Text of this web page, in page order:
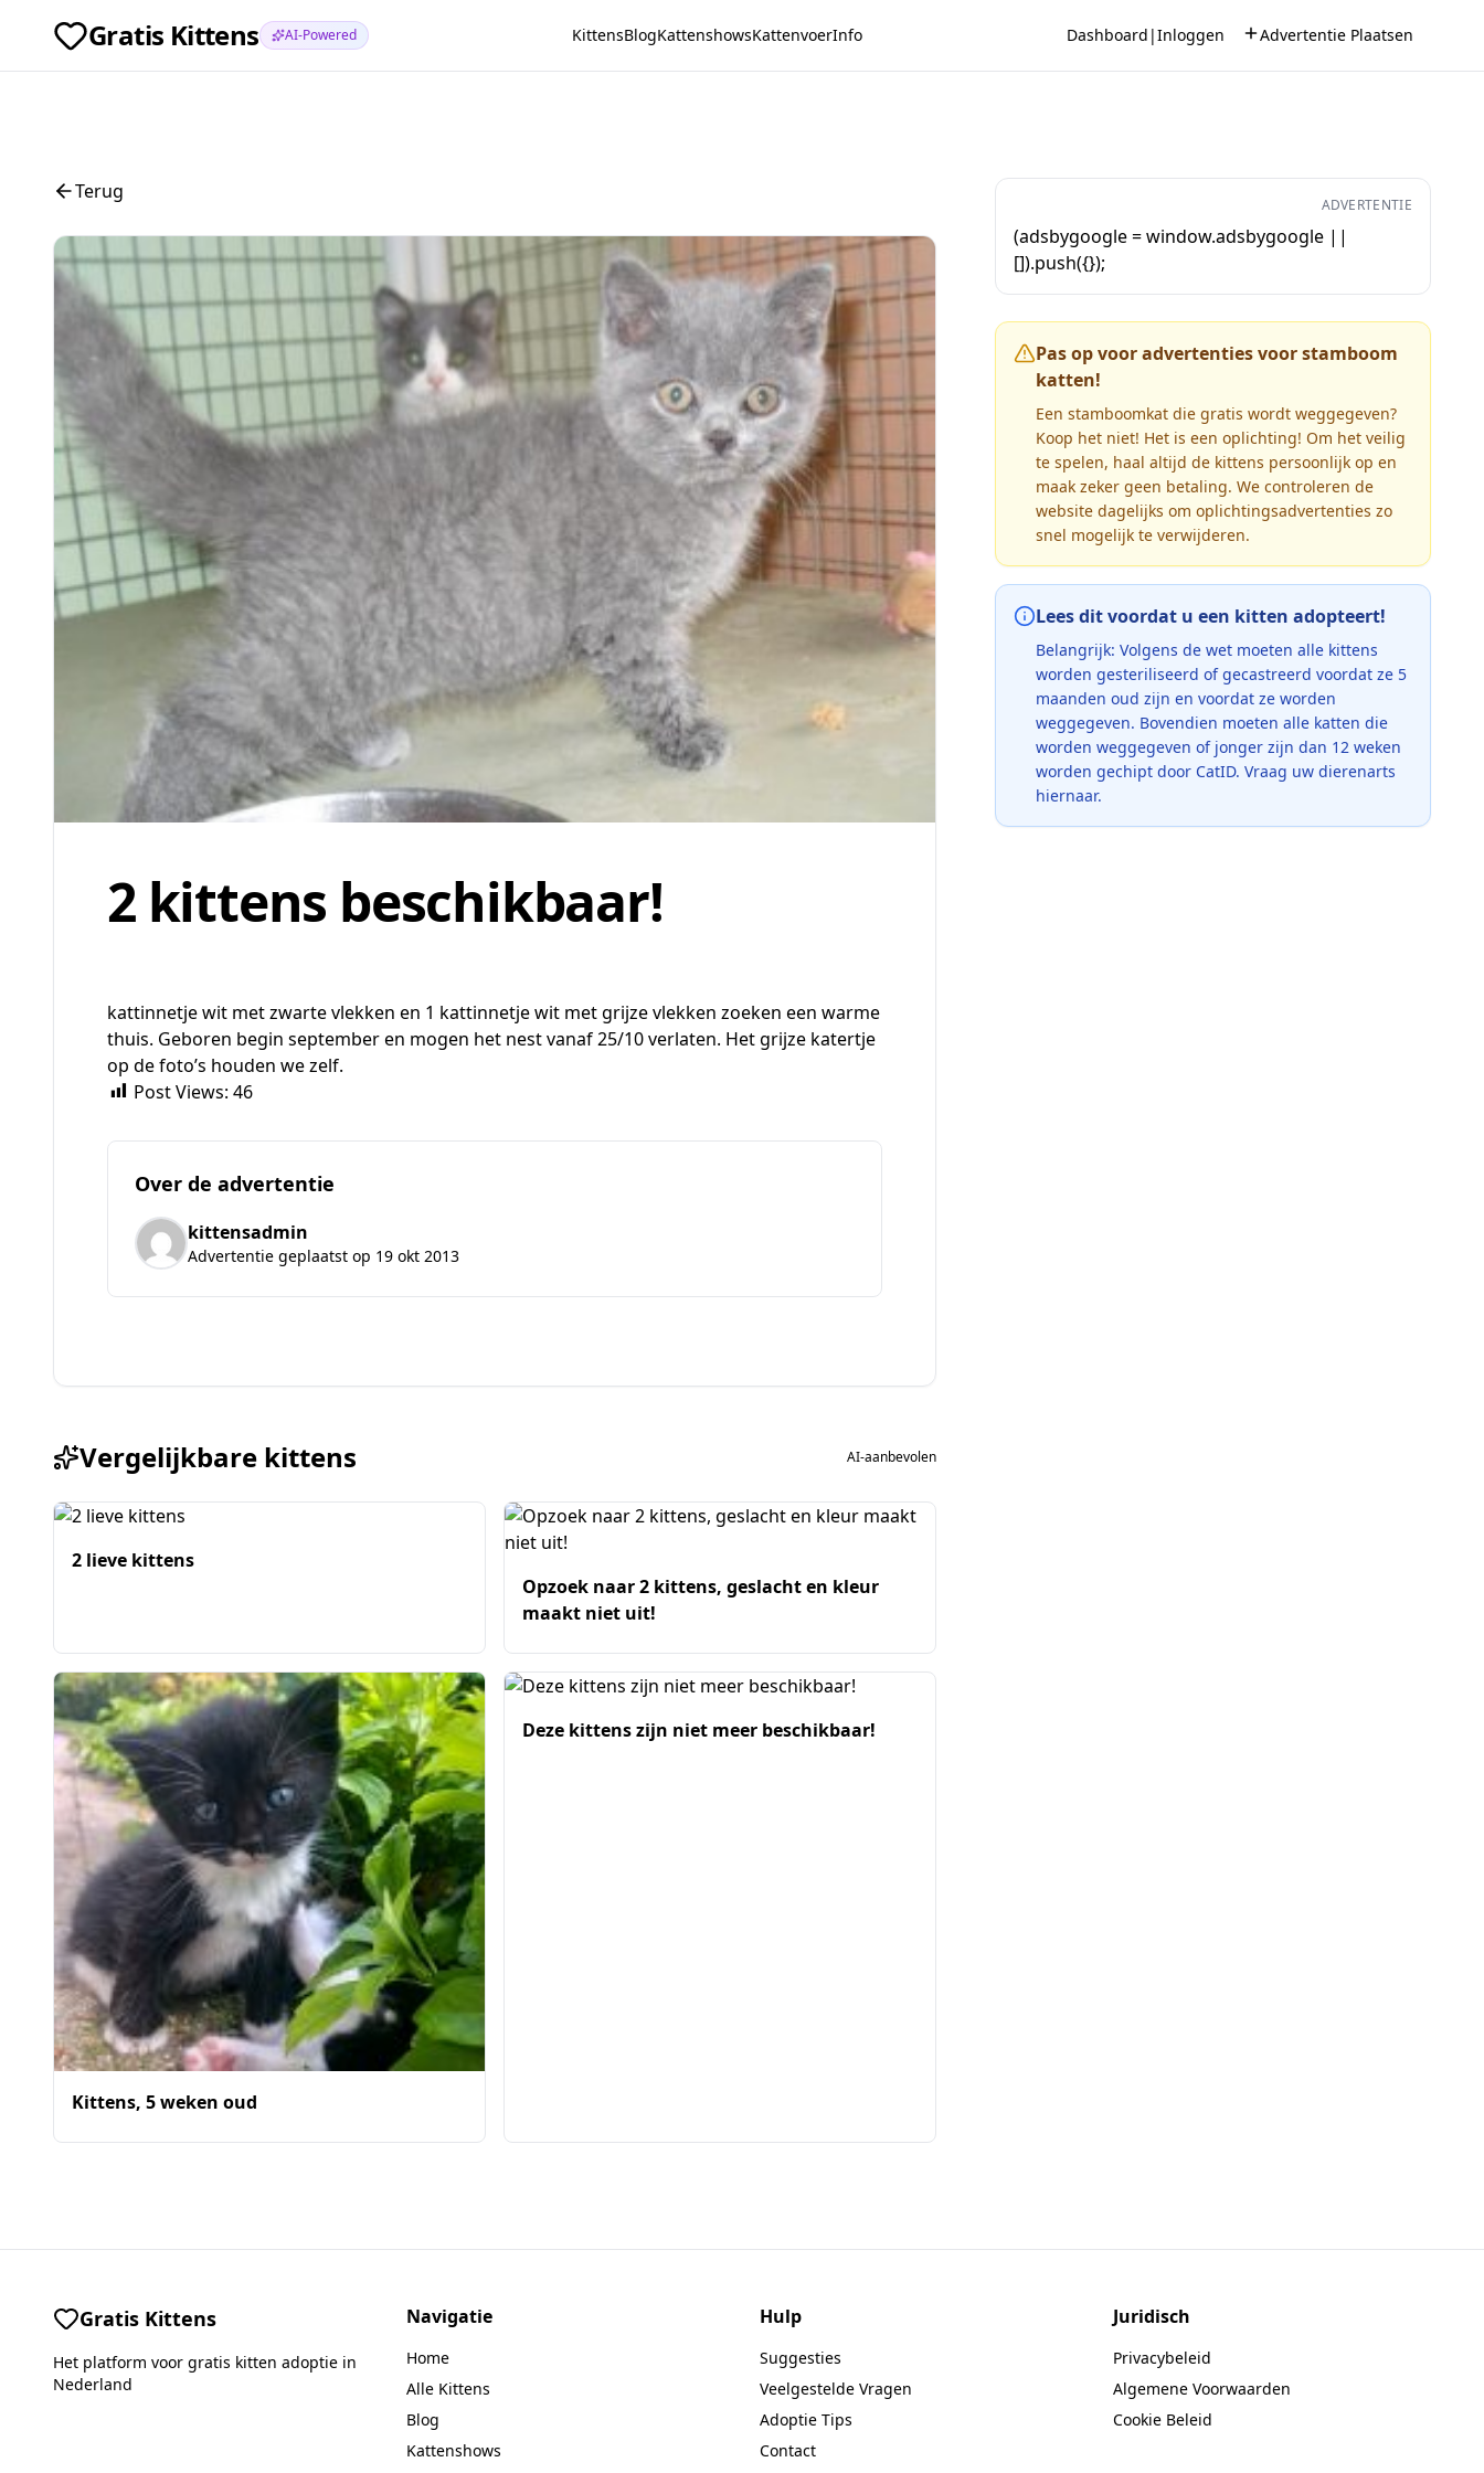
Gratis Kittens AI-Powered KittensBlogKattenshowsKattenvoerInfo Dashboard |Inloggen Advertentie Plaatsen
Terug
2 kittens beschikbaar!
kattinnetje wit met zwarte vlekken en 1 kattinnetje wit met grijze vlekken zoeken een warme
thuis. Geboren begin september en mogen het nest vanaf 25/10 verlaten. Het grijze katertje
op de foto’s houden we zelf.
Post Views: 46
Over de advertentie
kittensadmin
Advertentie geplaatst op 19 okt 2013
Vergelijkbare kittens AI-aanbevolen
2 lieve kittens
Opzoek naar 2 kittens, geslacht en kleur
maakt niet uit!
Kittens, 5 weken oud
Deze kittens zijn niet meer beschikbaar!
ADVERTENTIE
(adsbygoogle = window.adsbygoogle ||
[]).push({});
Pas op voor advertenties voor stamboom
katten!
Een stamboomkat die gratis wordt weggegeven?
Koop het niet! Het is een oplichting! Om het veilig
te spelen, haal altijd de kittens persoonlijk op en
maak zeker geen betaling. We controleren de
website dagelijks om oplichtingsadvertenties zo
snel mogelijk te verwijderen.
Lees dit voordat u een kitten adopteert!
Belangrijk: Volgens de wet moeten alle kittens
worden gesteriliseerd of gecastreerd voordat ze 5
maanden oud zijn en voordat ze worden
weggegeven. Bovendien moeten alle katten die
worden weggegeven of jonger zijn dan 12 weken
worden gechipt door CatID. Vraag uw dierenarts
hiernaar.
Gratis Kittens
Het platform voor gratis kitten adoptie in
Nederland
Navigatie
Home
Alle Kittens
Blog
Kattenshows
Hulp
Suggesties
Veelgestelde Vragen
Adoptie Tips
Contact
Juridisch
Privacybeleid
Algemene Voorwaarden
Cookie Beleid